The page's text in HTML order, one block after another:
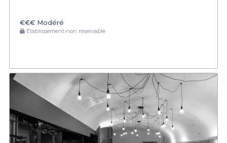
€€€ Modéré
Établissement non réservable